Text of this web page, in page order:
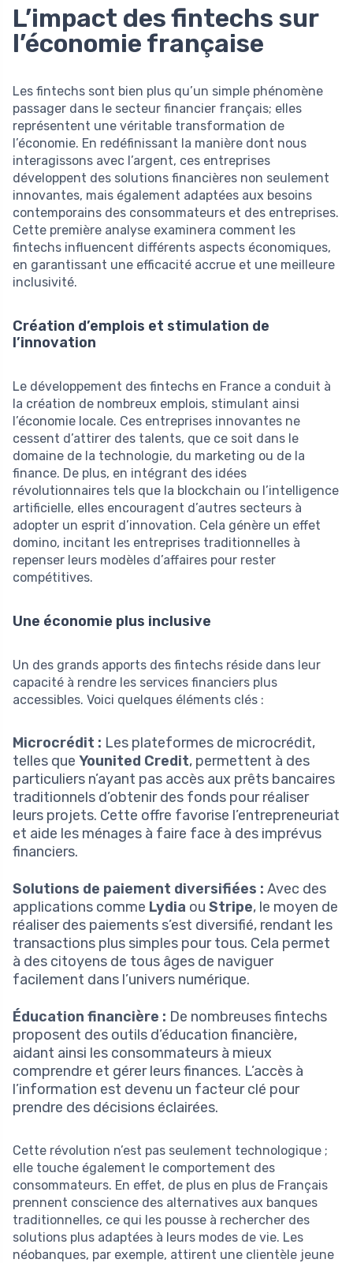
L’impact des fintechs sur
l’économie française
Les fintechs sont bien plus qu’un simple phénomène
passager dans le secteur financier français; elles
représentent une véritable transformation de
l’économie. En redéfinissant la manière dont nous
interagissons avec l’argent, ces entreprises
développent des solutions financières non seulement
innovantes, mais également adaptées aux besoins
contemporains des consommateurs et des entreprises.
Cette première analyse examinera comment les
fintechs influencent différents aspects économiques,
en garantissant une efficacité accrue et une meilleure
inclusivité.
Création d’emplois et stimulation de
l’innovation
Le développement des fintechs en France a conduit à
la création de nombreux emplois, stimulant ainsi
l’économie locale. Ces entreprises innovantes ne
cessent d’attirer des talents, que ce soit dans le
domaine de la technologie, du marketing ou de la
finance. De plus, en intégrant des idées
révolutionnaires tels que la blockchain ou l’intelligence
artificielle, elles encouragent d’autres secteurs à
adopter un esprit d’innovation. Cela génère un effet
domino, incitant les entreprises traditionnelles à
repenser leurs modèles d’affaires pour rester
compétitives.
Une économie plus inclusive
Un des grands apports des fintechs réside dans leur
capacité à rendre les services financiers plus
accessibles. Voici quelques éléments clés :
Microcrédit : Les plateformes de microcrédit,
telles que Younited Credit, permettent à des
particuliers n’ayant pas accès aux prêts bancaires
traditionnels d’obtenir des fonds pour réaliser
leurs projets. Cette offre favorise l’entrepreneuriat
et aide les ménages à faire face à des imprévus
financiers.
Solutions de paiement diversifiées : Avec des
applications comme Lydia ou Stripe, le moyen de
réaliser des paiements s’est diversifié, rendant les
transactions plus simples pour tous. Cela permet
à des citoyens de tous âges de naviguer
facilement dans l’univers numérique.
Éducation financière : De nombreuses fintechs
proposent des outils d’éducation financière,
aidant ainsi les consommateurs à mieux
comprendre et gérer leurs finances. L’accès à
l’information est devenu un facteur clé pour
prendre des décisions éclairées.
Cette révolution n’est pas seulement technologique ;
elle touche également le comportement des
consommateurs. En effet, de plus en plus de Français
prennent conscience des alternatives aux banques
traditionnelles, ce qui les pousse à rechercher des
solutions plus adaptées à leurs modes de vie. Les
néobanques, par exemple, attirent une clientèle jeune